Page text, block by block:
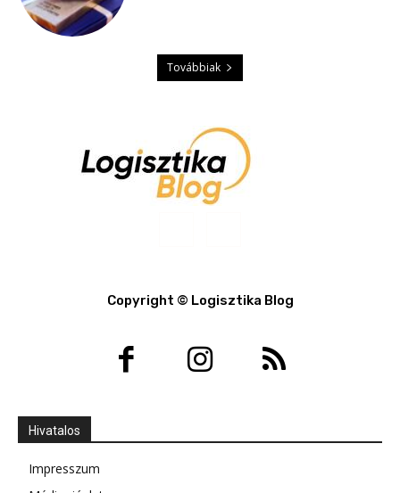
Továbbiak
Copyright © Logisztika Blog
Hivatalos
Impresszum